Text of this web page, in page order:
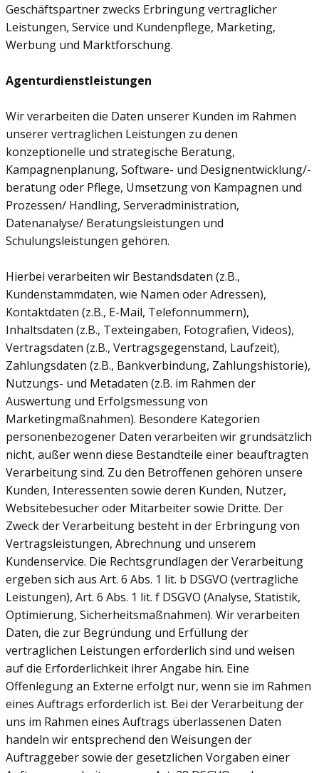
Geschäftspartner zwecks Erbringung vertraglicher
Leistungen, Service und Kundenpflege, Marketing,
Werbung und Marktforschung.
Agenturdienstleistungen
Wir verarbeiten die Daten unserer Kunden im Rahmen
unserer vertraglichen Leistungen zu denen
konzeptionelle und strategische Beratung,
Kampagnenplanung, Software- und Designentwicklung/-
beratung oder Pflege, Umsetzung von Kampagnen und
Prozessen/ Handling, Serveradministration,
Datenanalyse/ Beratungsleistungen und
Schulungsleistungen gehören.
Hierbei verarbeiten wir Bestandsdaten (z.B.,
Kundenstammdaten, wie Namen oder Adressen),
Kontaktdaten (z.B., E-Mail, Telefonnummern),
Inhaltsdaten (z.B., Texteingaben, Fotografien, Videos),
Vertragsdaten (z.B., Vertragsgegenstand, Laufzeit),
Zahlungsdaten (z.B., Bankverbindung, Zahlungshistorie),
Nutzungs- und Metadaten (z.B. im Rahmen der
Auswertung und Erfolgsmessung von
Marketingmaßnahmen). Besondere Kategorien
personenbezogener Daten verarbeiten wir grundsätzlich
nicht, außer wenn diese Bestandteile einer beauftragten
Verarbeitung sind. Zu den Betroffenen gehören unsere
Kunden, Interessenten sowie deren Kunden, Nutzer,
Websitebesucher oder Mitarbeiter sowie Dritte. Der
Zweck der Verarbeitung besteht in der Erbringung von
Vertragsleistungen, Abrechnung und unserem
Kundenservice. Die Rechtsgrundlagen der Verarbeitung
ergeben sich aus Art. 6 Abs. 1 lit. b DSGVO (vertragliche
Leistungen), Art. 6 Abs. 1 lit. f DSGVO (Analyse, Statistik,
Optimierung, Sicherheitsmaßnahmen). Wir verarbeiten
Daten, die zur Begründung und Erfüllung der
vertraglichen Leistungen erforderlich sind und weisen
auf die Erforderlichkeit ihrer Angabe hin. Eine
Offenlegung an Externe erfolgt nur, wenn sie im Rahmen
eines Auftrags erforderlich ist. Bei der Verarbeitung der
uns im Rahmen eines Auftrags überlassenen Daten
handeln wir entsprechend den Weisungen der
Auftraggeber sowie der gesetzlichen Vorgaben einer